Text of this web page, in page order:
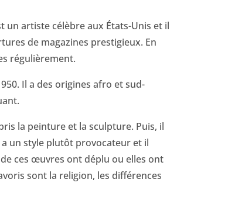
un artiste célèbre aux États-Unis et il
de magazines prestigieux. En
régulièrement.
Il a des origines afro et sud-
la peinture et la sculpture. Puis, il
un style plutôt provocateur et il
ces œuvres ont déplu ou elles ont
sont la religion, les différences